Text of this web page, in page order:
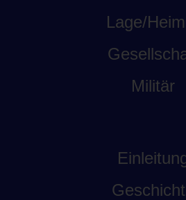
Lage/
Militär